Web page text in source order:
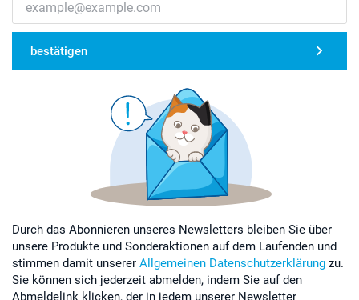
bestätigen
Durch das Abonnieren unseres Newsletters bleiben Sie über
unsere Produkte und Sonderaktionen auf dem Laufenden und
stimmen damit unserer Allgemeinen Datenschutzerklärung zu.
Sie können sich jederzeit abmelden, indem Sie auf den
Abmeldelink klicken, der in jedem unserer Newsletter